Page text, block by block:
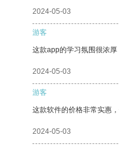
2024-05-03
游客
这款app的学习氛围很浓
2024-05-03
游客
这款软件的价格非常实惠，
2024-05-03